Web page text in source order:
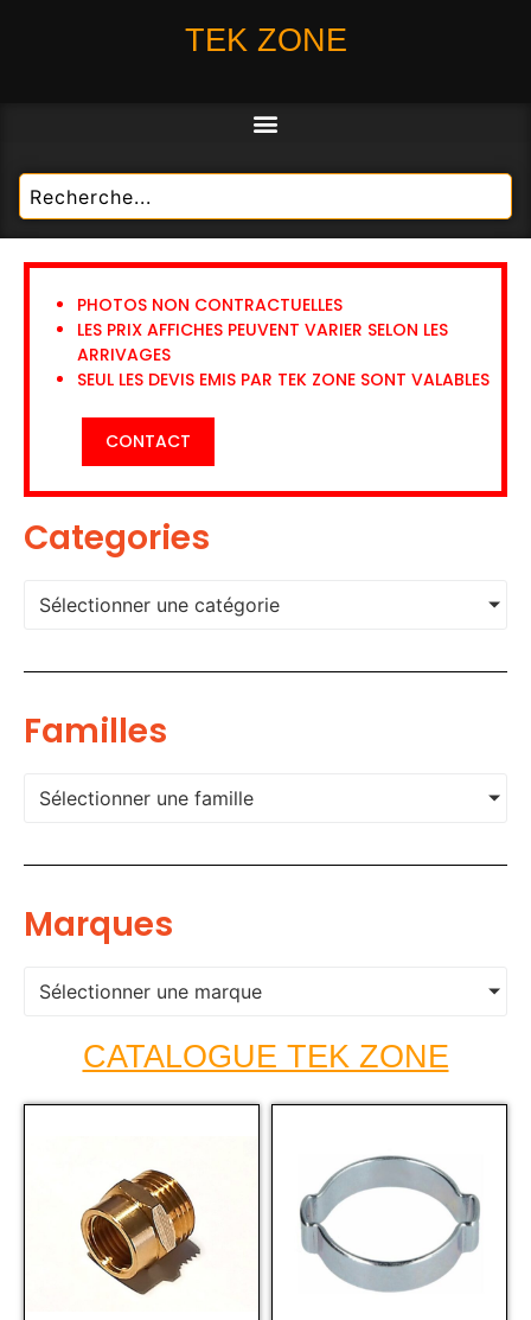
TEK ZONE
PHOTOS NON CONTRACTUELLES
LES PRIX AFFICHES PEUVENT VARIER SELON LES
ARRIVAGES
SEUL LES DEVIS EMIS PAR TEK ZONE SONT VALABLES
CONTACT
Categories
Sélectionner une catégorie
Familles
Sélectionner une famille
Marques
Sélectionner une marque
CATALOGUE TEK ZONE